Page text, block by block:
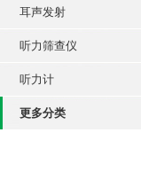
耳声发射
听力筛查仪
听力计
更多分类